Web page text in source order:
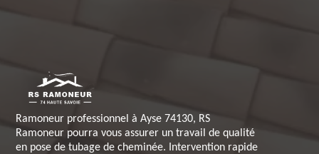
Ramoneur professionnel à Ayse 74130, RS
Ramoneur pourra vous assurer un travail de qualité
en pose de tubage de cheminée. Intervention rapide